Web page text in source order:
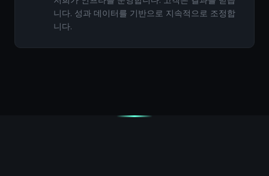
니다. 성과 데이터를 기반으로 지속적으로 조정합
니다.